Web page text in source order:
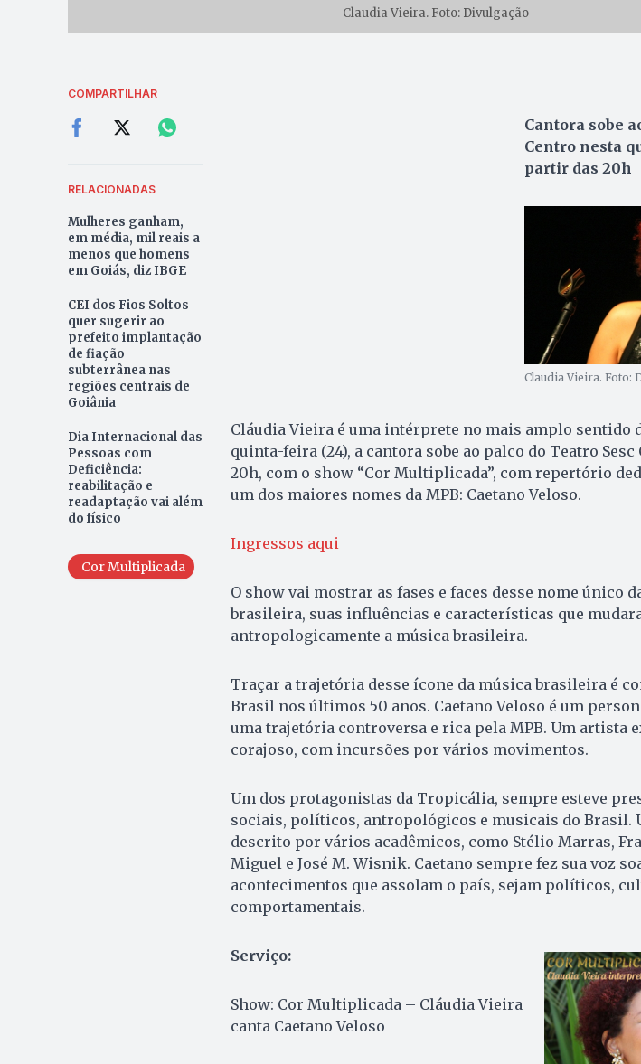
Claudia Vieira. Foto: Divulgação
COMPARTILHAR
RELACIONADAS
Mulheres ganham,
em média, mil reais a
menos que homens
em Goiás, diz IBGE
CEI dos Fios Soltos
quer sugerir ao
prefeito implantação
de fiação
subterrânea nas
regiões centrais de
Goiânia
Dia Internacional das
Pessoas com
Deficiência:
reabilitação e
readaptação vai além
do físico
Cor Multiplicada
Cantora sobe
Centro nesta
partir das 20h
Claudia Vieira. Foto:
Cláudia Vieira é uma intérprete no mais amplo sentido
quinta-feira (24), a cantora sobe ao palco do Teatro
20h, com o show “Cor Multiplicada”, com repertório
um dos maiores nomes da MPB: Caetano Veloso.
Ingressos aqui
O show vai mostrar as fases e faces desse nome único
brasileira, suas influências e características que
antropologicamente a música brasileira.
Traçar a trajetória desse ícone da música brasileira é
Brasil nos últimos 50 anos. Caetano Veloso é um
uma trajetória controversa e rica pela MPB. Um artista
corajoso, com incursões por vários movimentos.
Um dos protagonistas da Tropicália, sempre esteve
sociais, políticos, antropológicos e musicais do Brasil.
descrito por vários acadêmicos, como Stélio Marras,
Miguel e José M. Wisnik. Caetano sempre fez sua voz
acontecimentos que assolam o país, sejam políticos,
comportamentais.
Serviço:
Show: Cor Multiplicada – Cláudia Vieira
canta Caetano Veloso